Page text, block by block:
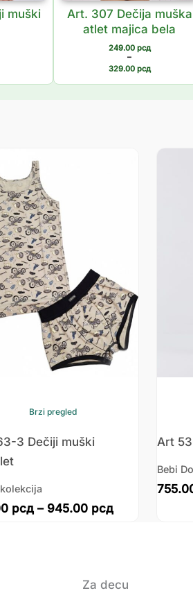
muški
Art. 307 Dečija muška
atlet majica bela
249.00 рсд
–
329.00 рсд
Brzi pregled
3 Dečiji muški
рсд – 945.00 рсд
Art
Bebi
Za decu